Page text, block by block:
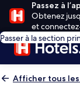
Passez à
Obtenez
et
Passer à la section
Afficher tous